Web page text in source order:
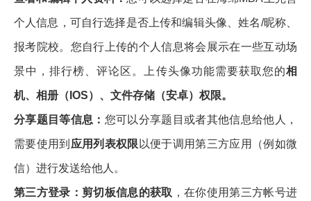
个人信息，可自行选择是否上传和编辑头像、姓名/昵称、
报考院校。您自行上传的个人信息将会展示在一些互动场
景中，排行榜、评论区。上传头像功能需要获取您的相
机、相册（IOS）、文件存储（安卓）权限。
分享题目等信息： 您可以分享题目或者其他信息给他人，
需要使用到 应用列表权限 以便于调用第三方应用（例如微
信）进行发送给他人。
第三方登录：剪切板信息的获取 ，在你使用第三方帐号进